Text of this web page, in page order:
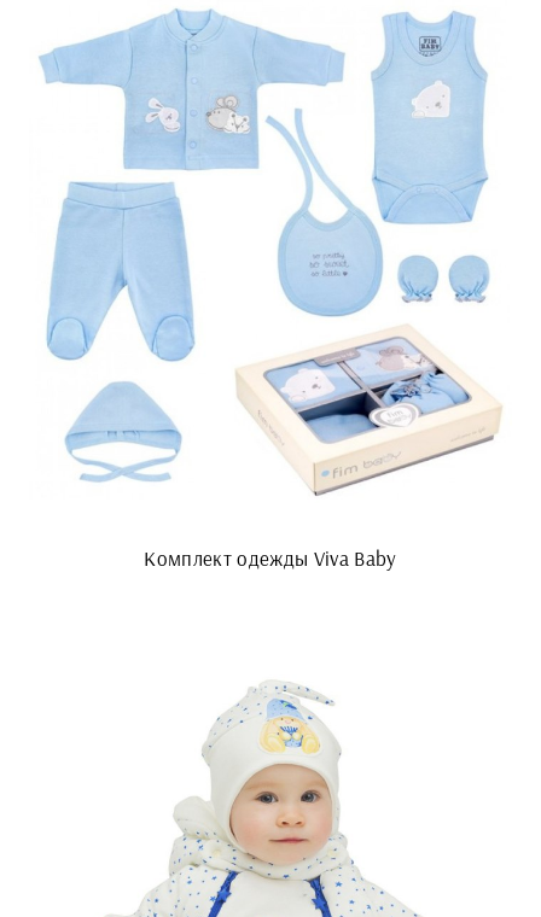
Комплект одежды Viva Baby